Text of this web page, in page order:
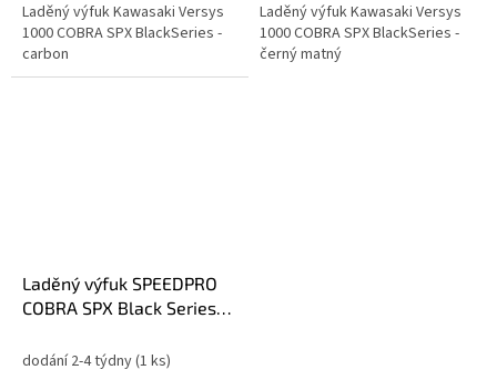
Laděný výfuk Kawasaki Versys
1000 COBRA SPX BlackSeries -
carbon
Laděný výfuk Kawasaki Versys
1000 COBRA SPX BlackSeries -
černý matný
Laděný výfuk SPEEDPRO
COBRA SPX Black Series
1000 2019-
dodání 2-4 týdny(1 ks)